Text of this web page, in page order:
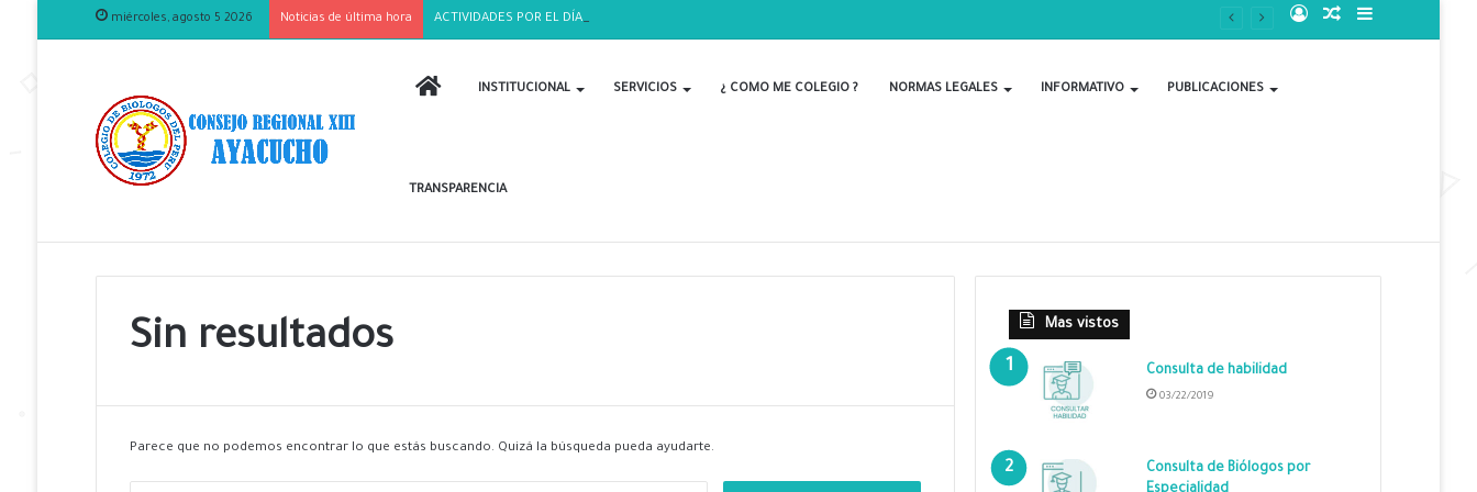
miércoles, agosto 5 2026 Noticias de última hora ACTIVIDADES POR EL DÍA DEL BIOLOGO Barra
Publicación
Acceso
INICIO INSTITUCIONAL SERVICIOS ¿ COMO ME COLEGIO ? NORMAS LEGALES INFORMATIVO PUBLICACIONES
TRANSPARENCIA
Sin resultados
Parece que no podemos encontrar lo que estás buscando. Quizá la búsqueda pueda ayudarte.
Mas vistos
Consulta de habilidad
03/22/2019
Consulta de Biólogos por